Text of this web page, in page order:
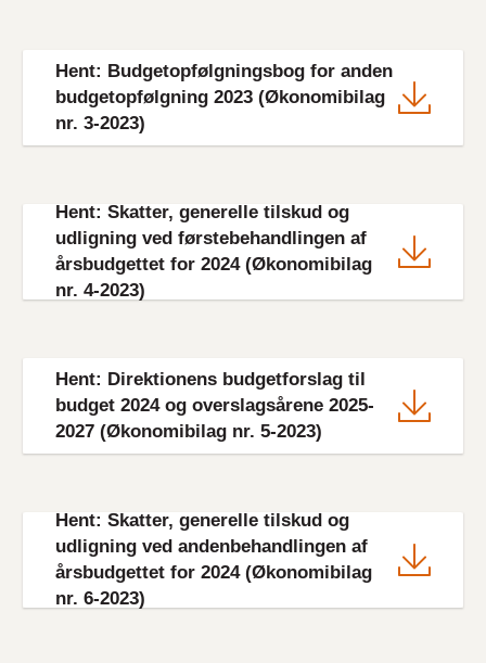
Hent: Budgetopfølgningsbog for anden
budgetopfølgning 2023 (Økonomibilag
nr. 3-2023)
Hent: Skatter, generelle tilskud og
udligning ved førstebehandlingen af
årsbudgettet for 2024 (Økonomibilag
nr. 4-2023)
Hent: Direktionens budgetforslag til
budget 2024 og overslagsårene 2025-
2027 (Økonomibilag nr. 5-2023)
Hent: Skatter, generelle tilskud og
udligning ved andenbehandlingen af
årsbudgettet for 2024 (Økonomibilag
nr. 6-2023)